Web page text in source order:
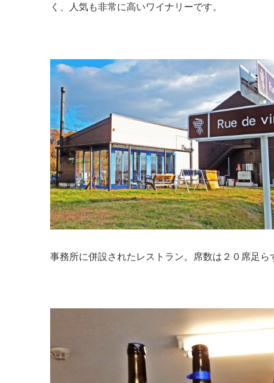
く、人気も非常に高いワイナリーです。
事務所に併設されたレストラン。席数は２０席足ら